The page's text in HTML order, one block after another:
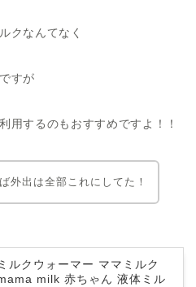
クなんてなく
すが
用するのもおすすめですよ！！
外出は全部これにしてた！
ミルクウォーマー ママミルク
milk 赤ちゃん 液体ミル